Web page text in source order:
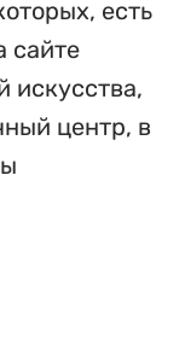
есть
сайте
искусства,
центр, в